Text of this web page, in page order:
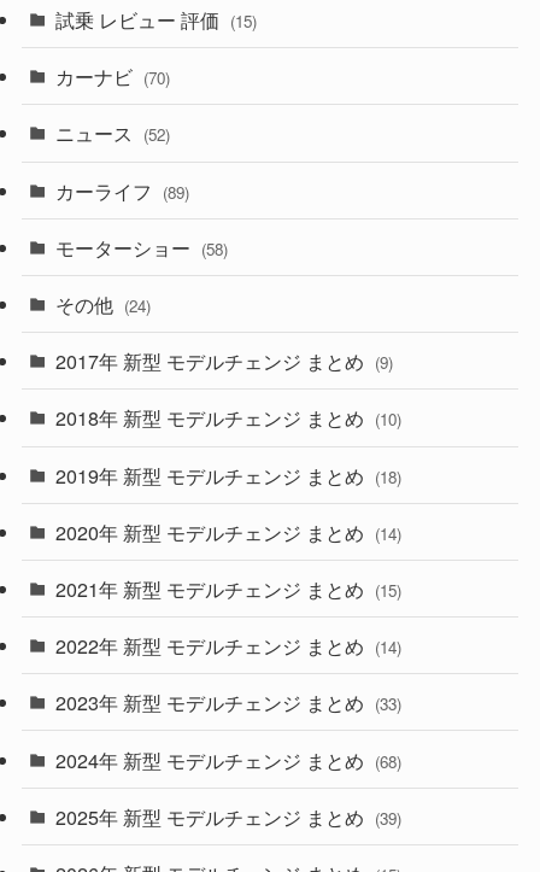
(253) (222)
(50)
(43)
(6)
(9)
(30)
(27)
(58)
(28)
(27)
(26)
(10)
(35)
(10)
(9)
(22)
(4)
(9)
(4)
(5)
(1)
(7)
(5)
試乗 レビュー 評価 (15)
カーナビ (70)
ニュース (52)
カーライフ (89)
モーターショー (58)
その他 (24)
2017年 新型 モデルチェンジ まとめ (9)
2018年 新型 モデルチェンジ まとめ (10)
2019年 新型 モデルチェンジ まとめ (18)
2020年 新型 モデルチェンジ まとめ (14)
2021年 新型 モデルチェンジ まとめ (15)
2022年 新型 モデルチェンジ まとめ (14)
2023年 新型 モデルチェンジ まとめ (33)
2024年 新型 モデルチェンジ まとめ (68)
2025年 新型 モデルチェンジ まとめ (39)